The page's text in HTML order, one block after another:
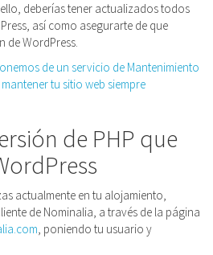
deberías tener actualizados todos
así como asegurarte de que
de WordPress.
de un servicio de Mantenimiento
tu sitio web siempre
de PHP que
actualmente en tu alojamiento,
de Nominalia, a través de la página
, poniendo tu usuario y